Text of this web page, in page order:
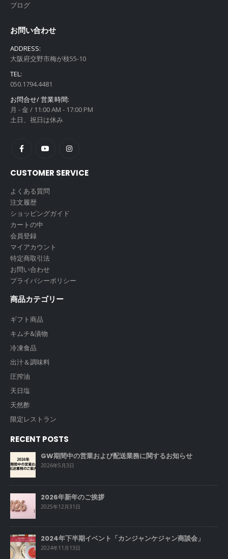
ブログ
お問い合わせ
ADDRESS:
大阪府交野市梅が枝55-10
TEL:
050.1794.4481
お問合せ/ 営業時間:
月 - 金 / 11:00 AM - 17:00 PM
土日、祝日は休み
CUSTOMER SERVICE
よくある質問
注文履歴
ショッピングガイド
カートの中
会員登録
マイアカウント
特定商取引法
お問い合わせ
プライバシーポリシー
商品カテゴリー
ギフト商品
キムチ&漬物
冷凍食品
出汁＆調味料
圧搾油
天日塩
天然酢
限定レストラン
RECENT POSTS
GW期間中の営業および配送業務に関するお知らせ
2026年5月3日
2026年新年のご挨拶
2025年12月31日
2024年下半期イベント「カンジャンケジャン商談会」
2024年11月13日